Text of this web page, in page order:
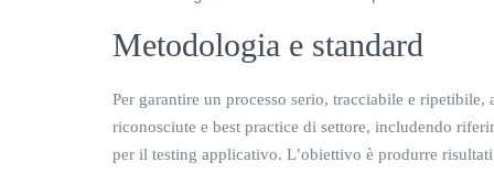
Metodologia e standard
Per garantire un processo serio, tracciabile e
riconosciute e best practice di settore, includendo
per il testing applicativo. L’obiettivo è produrre